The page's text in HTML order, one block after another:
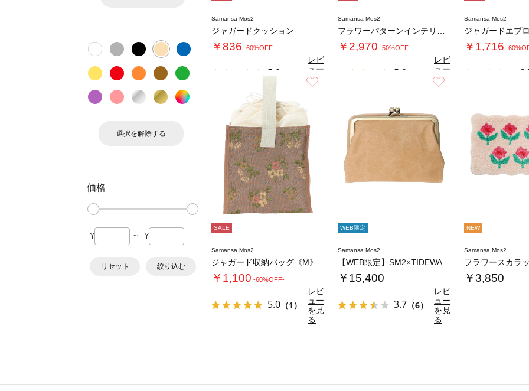
選択を解除する
価格
¥ ~ ¥
リセット 絞り込む
Samansa Mos2
ジャガードクッション
￥836 -60%OFF-
5.0
レビ
ュー
を見
る
Samansa Mos2
￥2,970 -50%OFF-
5.0
レビ
ュー
を見
る
Samansa Mos2
ジャガードエプ
￥1,716 -
SALE
Samansa Mos2
ジャガード収納バッグ《M》
￥1,100 -60%OFF-
5.0 （1）
レビ
ュー
を見
る
WEB限定
Samansa Mos2
【WEB限定】SM2×TIDEWAY 二つ折…
￥15,400
3.7 （6）
レビ
ュー
を見
る
NEW
Samansa Mos2
￥3,850